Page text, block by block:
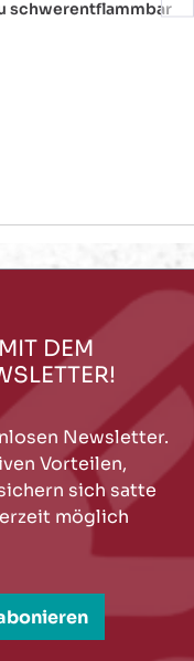
schwerentflammbar
DEM
Newsletter.
Vorteilen,
sich satte
möglich